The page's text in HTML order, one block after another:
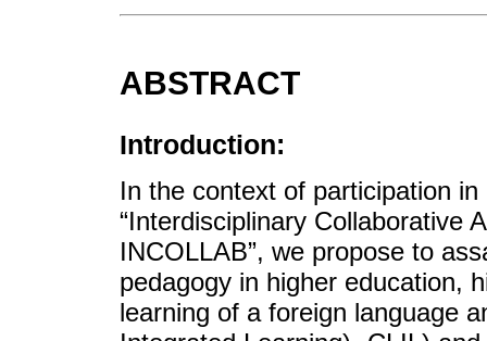
ABSTRACT
Introduction:
In the context of participation
“Interdisciplinary Collaborative
INCOLLAB”, we propose to
pedagogy in higher education,
learning of a foreign language